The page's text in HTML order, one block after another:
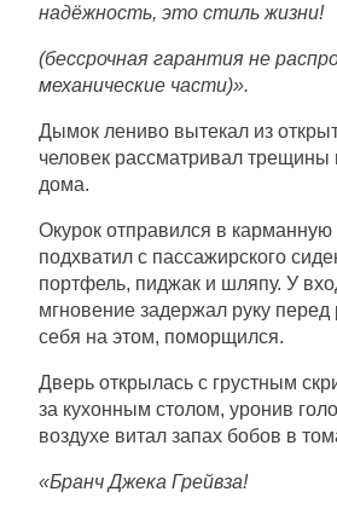
надёжность, это стиль жизни!
(бессрочная гарантия не
механические части)».
Дымок лениво вытекал из
человек рассматривал трещины
дома.
Окурок отправился в карманную
подхватил с пассажирского
портфель, пиджак и шляпу. У
мгновение задержал руку перед
себя на этом, поморщился.
Дверь открылась с грустным
за кухонным столом, уронив
воздухе витал запах бобов в
«Бранч Джека Грейвза!